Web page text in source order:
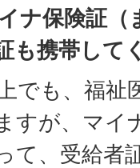
ナ保険証（
も携帯して
でも、福祉
すが、マイ
て、受給者